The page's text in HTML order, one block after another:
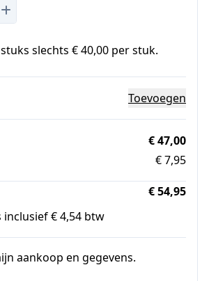
slechts € 40,00 per stuk.
Toevoegen
€ 47,00
€ 7,95
€ 54,95
€ 4,54 btw
aankoop en gegevens.